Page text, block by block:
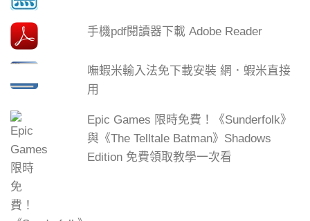
手機pdf閱讀器下載 Adobe Reader
嘸蝦米輸入法免下載安裝 網．蝦米直接
用
Epic Games 限時免費！《Sunderfolk》
與《The Telltale Batman》Shadows
Edition 免費領取教學一次看